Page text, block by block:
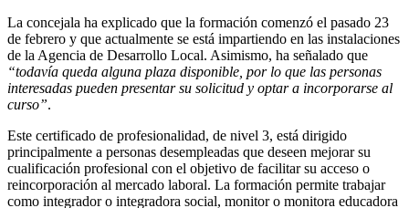
La concejala ha explicado que la formación comenzó el pasado 23
de febrero y que actualmente se está impartiendo en las instalaciones
de la Agencia de Desarrollo Local. Asimismo, ha señalado que
“todavía queda alguna plaza disponible, por lo que las personas
interesadas pueden presentar su solicitud y optar a incorporarse al
curso”.
Este certificado de profesionalidad, de nivel 3, está dirigido
principalmente a personas desempleadas que deseen mejorar su
cualificación profesional con el objetivo de facilitar su acceso o
reincorporación al mercado laboral. La formación permite trabajar
como integrador o integradora social, monitor o monitora educadora